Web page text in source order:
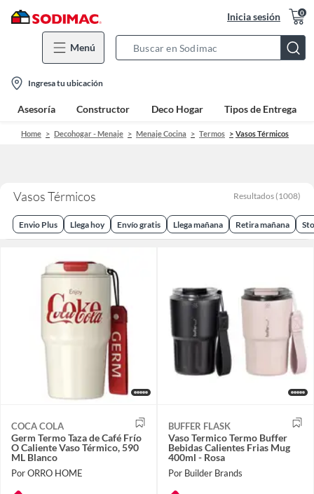
Inicia sesión 0
Menú
Bar
location-
icon
Ingresa tu ubicación
Asesoría Constructor Deco Hogar Tipos de Entrega
Home Decohogar - Menaje Menaje Cocina Termos Vasos Térmicos
Vasos Térmicos Resultados (1008)
Envio Plus Llega hoy Envío gratis Llega mañana Retira mañana
COCA COLA
Germ Termo Taza de Café Frío
O Caliente Vaso Térmico, 590
ML Blanco
Por ORRO HOME
BUFFER FLASK
Vaso Termico Termo Buffer
Bebidas Calientes Frias Mug
400ml - Rosa
Por Builder Brands